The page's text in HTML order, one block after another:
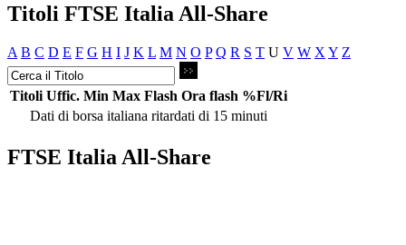
Titoli FTSE Italia All-Share
A B C D E F G H I J K L M N O P Q R S T U V W X Y Z
Titoli Uffic. Min Max Flash Ora flash %Fl/Ri
Dati di borsa italiana ritardati di 15 minuti
FTSE Italia All-Share